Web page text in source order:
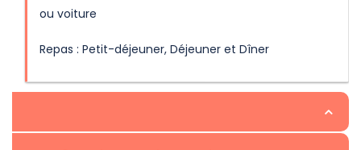
ou voiture
Repas : Petit-déjeuner, Déjeuner et Dîner